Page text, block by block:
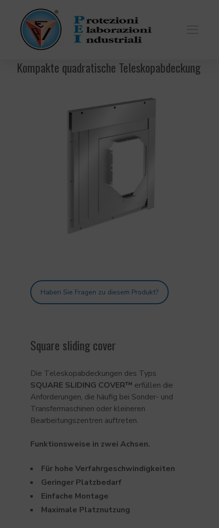
Kompakte quadratische Teleskopabdeckung
Haben Sie Fragen zu diesem Produkt?
Square sliding cover
Die Teleskopabdeckungen des Typs
SQUARE SLIDING COVER™ erfüllen die
Anforderungen, die häufig bei Sonder- und
Transfermaschinen oder kleineren
Bearbeitungszentren auftreten.
Funktionsweise in zwei Achsen.
Für hohe Verfahrgeschwindigkeiten
Geringer Platzbedarf
Einfache Montage
Maximale Platznutzung